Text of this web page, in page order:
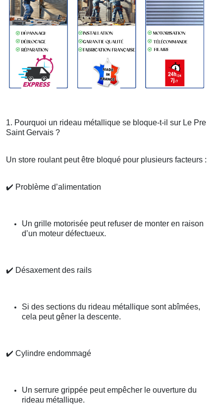
1. Pourquoi un rideau métallique se bloque-t-il sur Le Pre
Saint Gervais ?
Un store roulant peut être bloqué pour plusieurs facteurs :
✔️ Problème d’alimentation
Un grille motorisée peut refuser de monter en raison
d’un moteur défectueux.
✔️ Désaxement des rails
Si des sections du rideau métallique sont abîmées,
cela peut gêner la descente.
✔️ Cylindre endommagé
Un serrure grippée peut empêcher le ouverture du
rideau métallique.